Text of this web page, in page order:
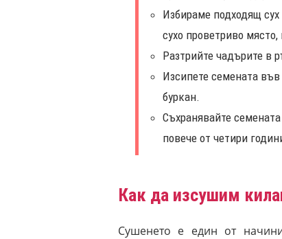
Избираме подходящ
сухо проветриво
Разтрийте чадърите в
Изсипете семената
буркан.
Съхранявайте
повече от четири
Как да изсушим
Сушенето е един от